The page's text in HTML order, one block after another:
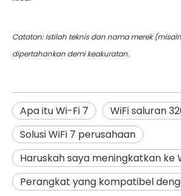
Catatan: Istilah teknis dan nama merek
dipertahankan demi keakuratan.
Apa itu Wi-Fi 7
WiFi saluran
Solusi WiFi 7 perusahaan
Haruskah saya meningkatkan ke
Perangkat yang kompatibel